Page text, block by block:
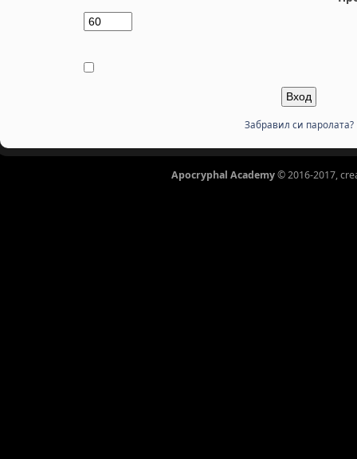
Забравил си паролата?
Apocryphal Academy© 2016-2017,